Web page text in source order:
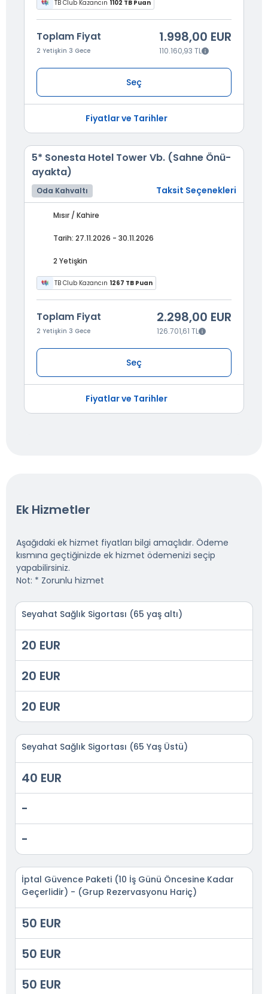
TB Club Kazancın 1102 TB Puan
Toplam Fiyat
2 Yetişkin 3 Gece
1.998,00 EUR
110.160,93 TL
Seç
Fiyatlar ve Tarihler
5* Sonesta Hotel Tower Vb. (Sahne Önü-
ayakta)
Oda Kahvaltı Taksit Seçenekleri
Mısır / Kahire
Tarih: 27.11.2026 - 30.11.2026
2 Yetişkin
TB Club Kazancın 1267 TB Puan
Toplam Fiyat
2 Yetişkin 3 Gece
2.298,00 EUR
126.701,61 TL
Seç
Fiyatlar ve Tarihler
Ek Hizmetler
Aşağıdaki ek hizmet fiyatları bilgi amaçlıdır. Ödeme
kısmına geçtiğinizde ek hizmet ödemenizi seçip
yapabilirsiniz.
Not: * Zorunlu hizmet
Seyahat Sağlık Sigortası (65 yaş altı)
20 EUR
20 EUR
20 EUR
Seyahat Sağlık Sigortası (65 Yaş Üstü)
40 EUR
-
-
İptal Güvence Paketi (10 İş Günü Öncesine Kadar
Geçerlidir) - (Grup Rezervasyonu Hariç)
50 EUR
50 EUR
50 EUR